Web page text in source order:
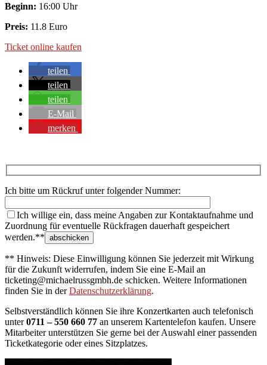
Beginn: 16:00 Uhr
Preis: 11.8 Euro
Ticket online kaufen
teilen
teilen
teilen
E-Mail
merken
Ich bitte um Rückruf unter folgender Nummer:
Ich willige ein, dass meine Angaben zur Kontaktaufnahme und
Zuordnung für eventuelle Rückfragen dauerhaft gespeichert
werden.**
** Hinweis: Diese Einwilligung können Sie jederzeit mit Wirkung
für die Zukunft widerrufen, indem Sie eine E-Mail an
ticketing@michaelrussgmbh.de schicken. Weitere Informationen
finden Sie in derDatenschutzerklärung.
Selbstverständlich können Sie ihre Konzertkarten auch telefonisch
unter0711 – 550 660 77 an unserem Kartentelefon kaufen. Unsere
Mitarbeiter unterstützen Sie gerne bei der Auswahl einer passenden
Ticketkategorie oder eines Sitzplatzes.